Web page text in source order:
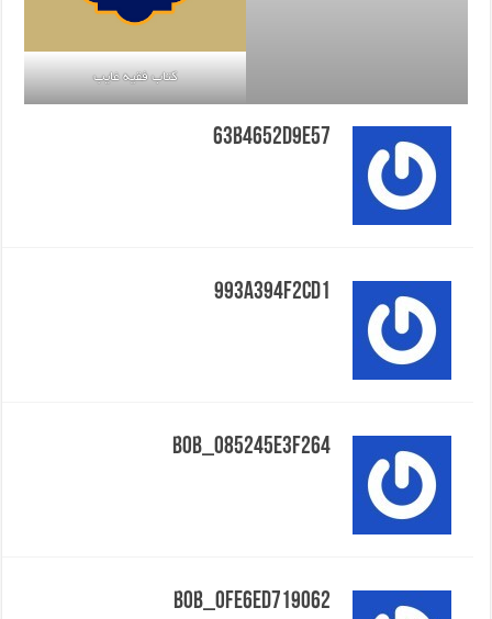
کتاب فقیه غایب
63b4652d9e57
993a394f2cd1
Bob_085245e3f264
Bob_0fe6ed719062